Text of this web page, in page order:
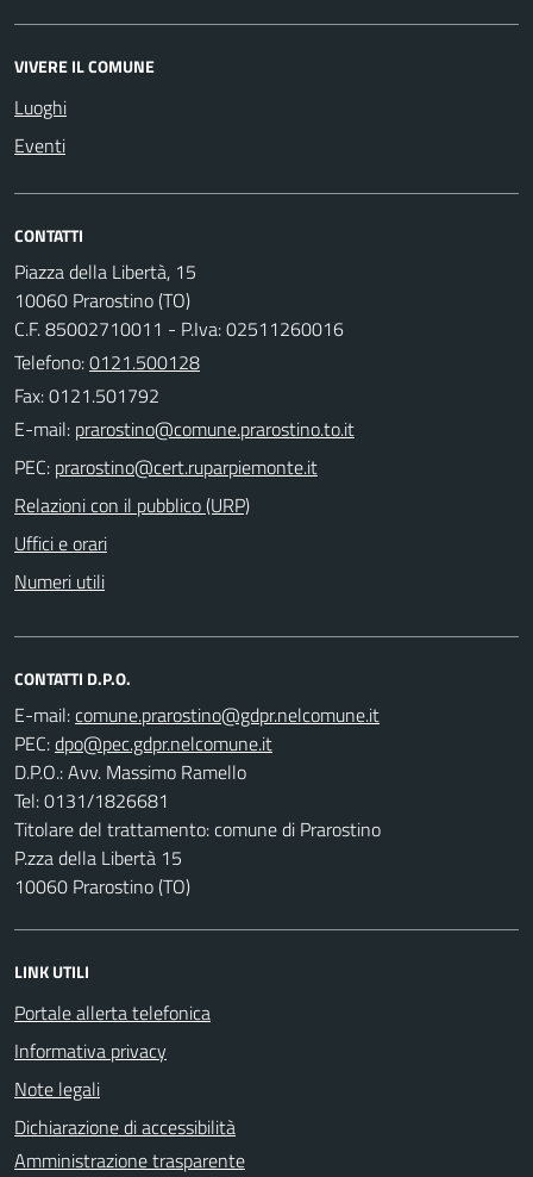
VIVERE IL COMUNE
Luoghi
Eventi
CONTATTI
Piazza della Libertà, 15
10060 Prarostino (TO)
C.F. 85002710011 - P.Iva: 02511260016
Telefono:0121.500128
Fax: 0121.501792
E-mail:
PEC:
Relazioni con il pubblico (URP)
Uffici e orari
Numeri utili
CONTATTI D.P.O.
E-mail:
PEC:
D.P.O.: Avv. Massimo Ramello
Tel: 0131/1826681
Titolare del trattamento: comune di Prarostino
P.zza della Libertà 15
10060 Prarostino (TO)
LINK UTILI
Portale allerta telefonica
Informativa privacy
Note legali
Dichiarazione di accessibilità
Amministrazione trasparente